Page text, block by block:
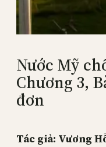
Nước Mỹ
Chương 3,
đơn
Tác giả: Vương